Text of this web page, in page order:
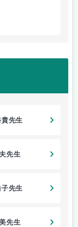
先生
先生
先生
先生